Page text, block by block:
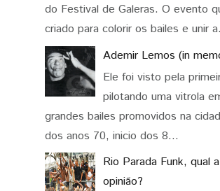
do Festival de Galeras. O evento
criado para colorir os bailes e unir
Ademir Lemos (in
Ele foi visto pela
pilotando uma vitrola
grandes bailes promovidos na
dos anos 70, inicio dos 8...
Rio Parada Funk, qual
opinião?